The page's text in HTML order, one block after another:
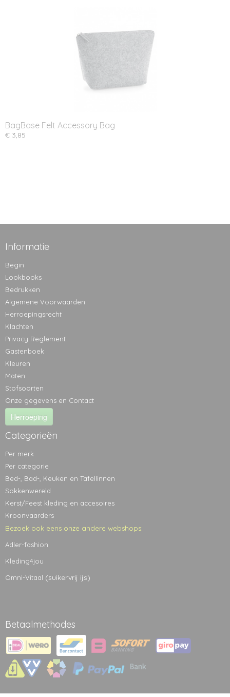
BagBase Felt Accessory Bag
€ 3,85
Informatie
Begin
Lookbooks
Bedrukken
Algemene Voorwaarden
Herroepingsrecht
Klachten
Privacy Reglement
Gastenboek
Kleuren
Maten
Stofsoorten
Onze gegevens en Contact
Herroeping
Categorieën
Per merk
Per categorie
Bed-, Bad-, Keuken en Tafellinnen
Sokkenwereld
Kerst/Feest kleding en accesoires
Kroonvaarders
Bezoek ook eens onze andere webshops:
Adler-fashion
Kleding4jou
Omni-Vitaal (suikervrij ijs)
Betaalmethodes